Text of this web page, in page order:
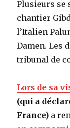
Plusieurs se
chantier
l’Italien
Damen. Les
tribunal de
Lors de sa
(qui a
France) a